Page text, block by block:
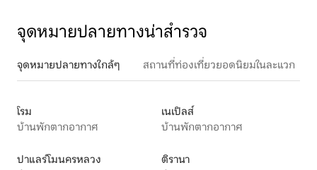
จุดหมายปลายทางน่าสำรวจ
จุดหมายปลายทางใกล้ๆ สถานที่ท่องเที่ยวยอดนิยมในละแวก
โรม
บ้านพักตากอากาศ
เนเปิลส์
บ้านพักตากอากาศ
ปาแลร์โมนครหลวง
ติรานา